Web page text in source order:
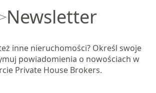
Newsletter
inne nieruchomości? Określ swoje
powiadomienia o nowościach w
Private House Brokers.